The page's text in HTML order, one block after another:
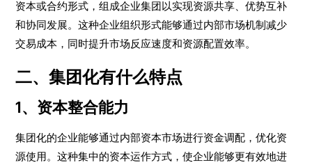
资本或合约形式，组成企业集团以实现资源共享、优势互补
和协同发展。这种企业组织形式能够通过内部市场机制减少
交易成本，同时提升市场反应速度和资源配置效率。
二、集团化有什么特点
1、资本整合能力
集团化的企业能够通过内部资本市场进行资金调配，优化资
源使用。这种集中的资本运作方式，使企业能够更有效地进